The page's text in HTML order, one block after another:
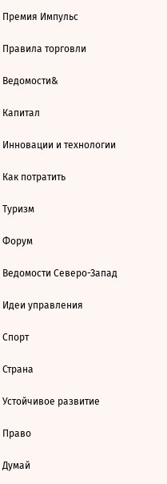
Премия Импульс
Правила торговли
Ведомости&
Капитал
Инновации и технологии
Как потратить
Туризм
Форум
Ведомости Северо-Запад
Идеи управления
Спорт
Страна
Устойчивое развитие
Право
Думай